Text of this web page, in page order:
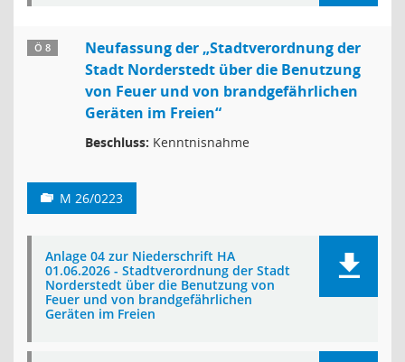
Ö 8
Neufassung der „Stadtverordnung der
Stadt Norderstedt über die Benutzung
von Feuer und von brandgefährlichen
Geräten im Freien“
Beschluss: Kenntnisnahme
M 26/0223
Anlage 04 zur Niederschrift HA
01.06.2026 - Stadtverordnung der Stadt
Norderstedt über die Benutzung von
Feuer und von brandgefährlichen
Geräten im Freien